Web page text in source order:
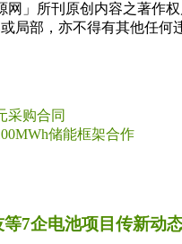
网」所刊原创内容之著
局部，亦不得有其他任何
采购合同
储能框架合作
7企电池项目传新动